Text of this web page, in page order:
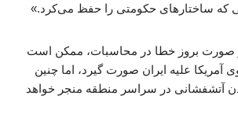
که ساختارهای حکومتی را حفظ می‌کرد.»
صورت بروز خطا در محاسبات، ممکن است
علیه ایران صورت گیرد، اما چنین
آتشفشانی در سراسر منطقه منجر خواهد